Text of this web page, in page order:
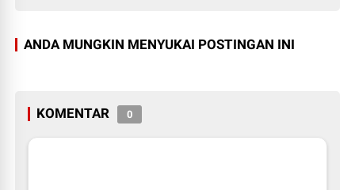
ANDA MUNGKIN MENYUKAI POSTINGAN INI
KOMENTAR 0